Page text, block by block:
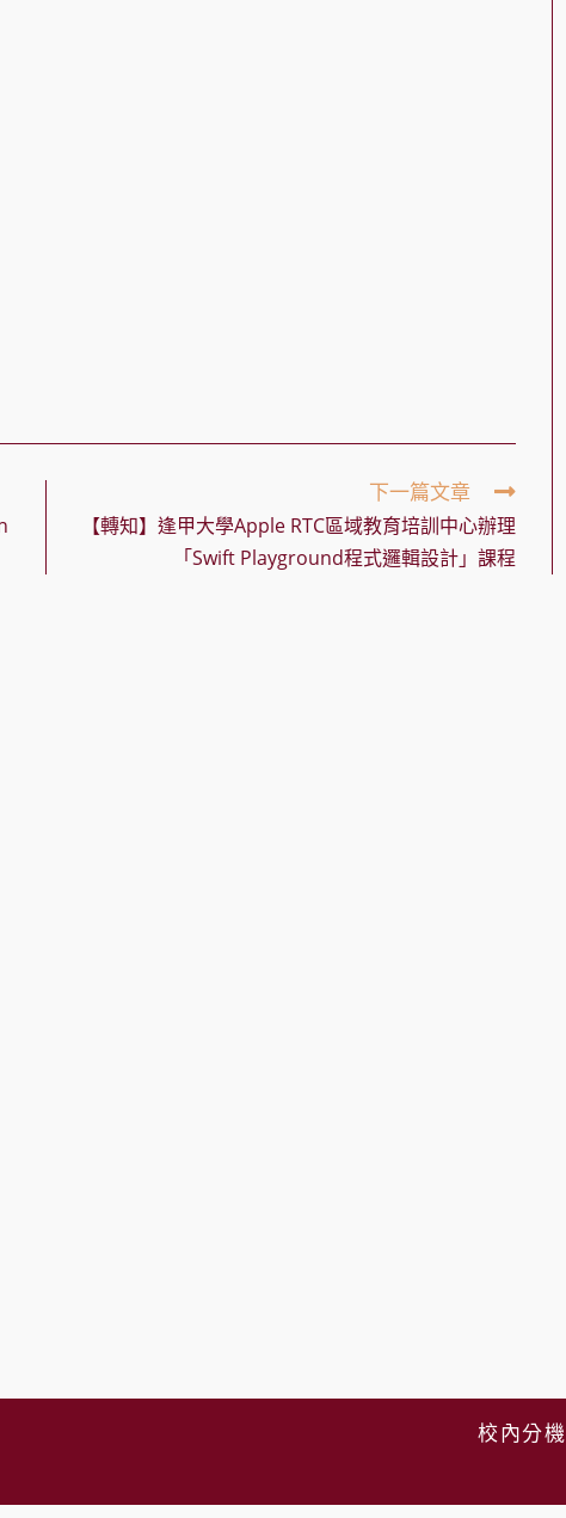
下一篇文章
【轉知】逢甲大學Apple RTC區域教育培訓中心辦理
「Swift Playground程式邏輯設計」課程
校內分機